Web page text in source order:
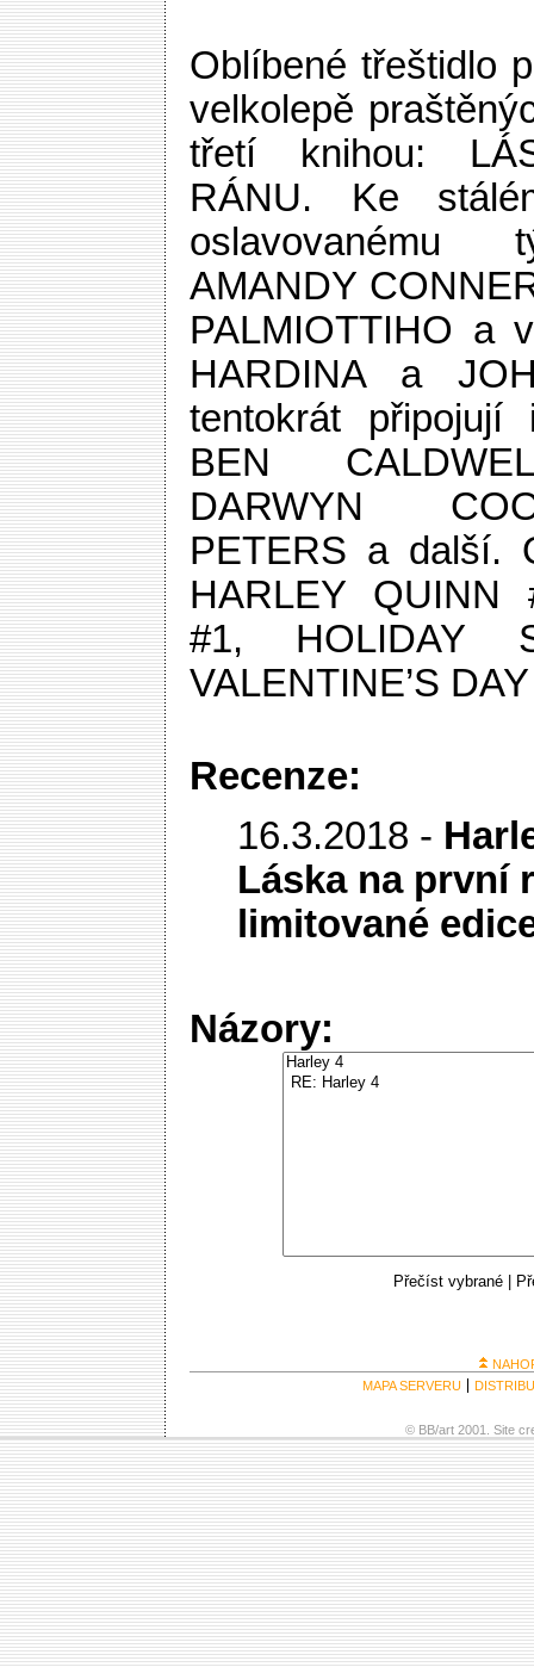
Oblíbené třeštidlo
velkolepě
třetí knihou:
RÁNU. Ke
oslavovanému
AMANDY
PALMIOTTIHO a
HARDINA a
tentokrát
BEN
DARWYN
PETERS a další.
HARLEY QUINN
#1, HOLIDAY
VALENTINE’S
Recenze:
16.3.2018 -
Láska na první
limitované
Názory:
Přečíst vybrané|
MAPA SERVERU
© BB/art 2001. Site